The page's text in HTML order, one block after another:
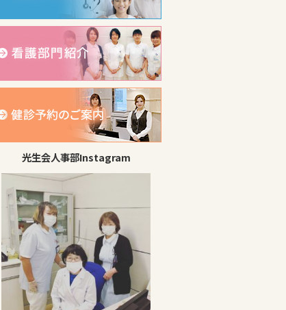
光生会人事部Instagram